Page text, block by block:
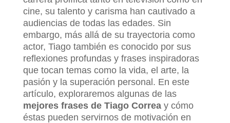
cine, su talento y carisma han cautivado a
audiencias de todas las edades. Sin
embargo, más allá de su trayectoria como
actor, Tiago también es conocido por sus
reflexiones profundas y frases inspiradoras
que tocan temas como la vida, el arte, la
pasión y la superación personal. En este
artículo, exploraremos algunas de las
mejores frases de Tiago Correay cómo
éstas pueden servirnos de motivación en